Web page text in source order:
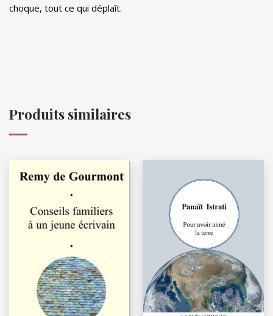
choque, tout ce qui déplaît.
Produits similaires